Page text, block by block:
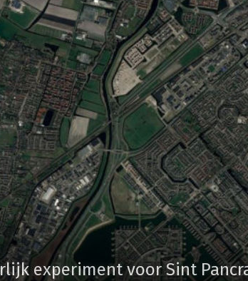
experiment voor Sint